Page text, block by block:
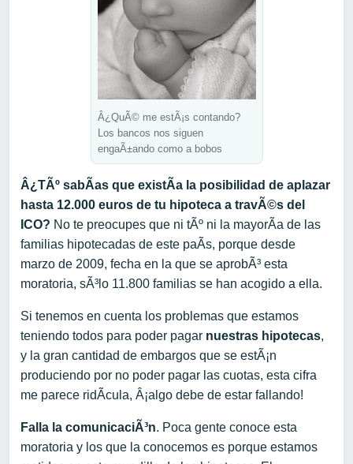
Â¿QuÃ© me estÃ¡s contando?
Los bancos nos siguen
engaÃ±ando como a bobos
Â¿TÃº sabÃ­as que existÃ­a la posibilidad de aplazar
hasta 12.000 euros de tu hipoteca a travÃ©s del
ICO? No te preocupes que ni tÃº ni la mayorÃ­a de las
familias hipotecadas de este paÃ­s, porque desde
marzo de 2009, fecha en la que se aprobÃ³ esta
moratoria, sÃ³lo 11.800 familias se han acogido a ella.
Si tenemos en cuenta los problemas que estamos
teniendo todos para poder pagar nuestras hipotecas,
y la gran cantidad de embargos que se estÃ¡n
produciendo por no poder pagar las cuotas, esta cifra
me parece ridÃ­cula, Â¡algo debe de estar fallando!
Falla la comunicaciÃ³n. Poca gente conoce esta
moratoria y los que la conocemos es porque estamos